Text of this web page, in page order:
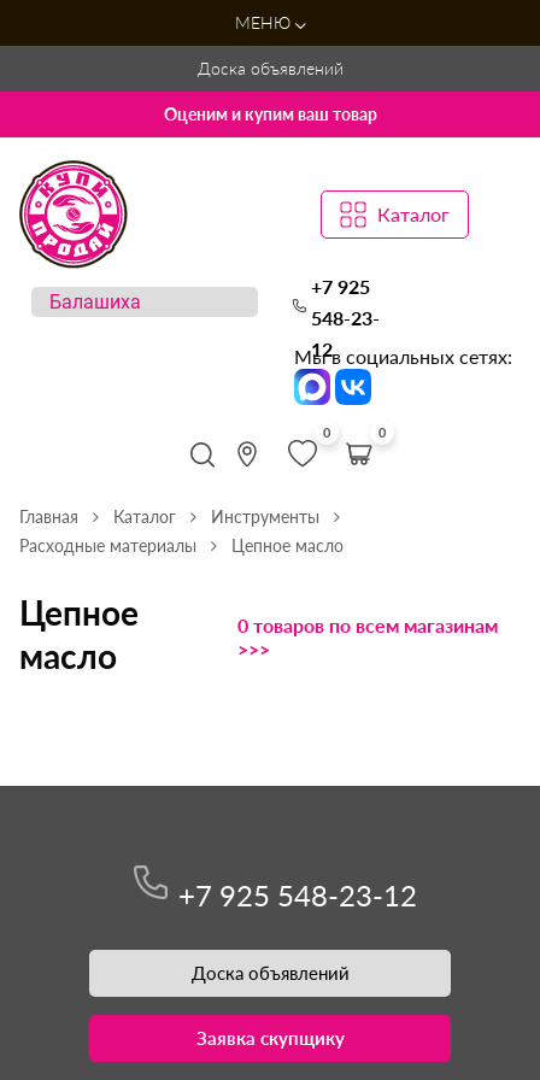
МЕНЮ
Доска объявлений
Оценим и купим ваш товар
Каталог
+7 925
548-23-
12
Мы в социальных сетях:
0 0
Главная Каталог
Инструменты
Расходные материалы
Цепное масло
Цепное
масло
0 товаров по всем магазинам
>>>
+7 925 548-23-12
Доска объявлений
Заявка скупщику